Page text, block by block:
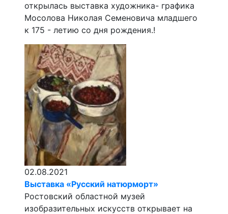
открылась выставка художника- графика
Мосолова Николая Семеновича младшего
к 175 - летию со дня рождения.!
02.08.2021
Выставка «Русский натюрморт»
Ростовский областной музей
изобразительных искусств открывает на